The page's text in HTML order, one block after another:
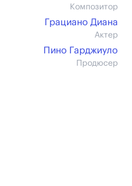
Композитор
Грациано Диана
Актер
Пино Гарджиуло
Продюсер